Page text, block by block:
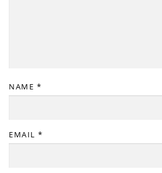
NAME *
EMAIL *